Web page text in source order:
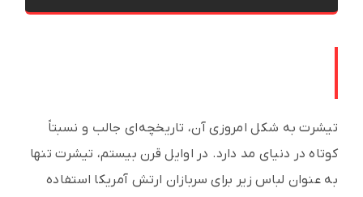
تیشرت به شکل امروزی آن، تاریخچه‌ای جالب و نسبتاً
کوتاه در دنیای مد دارد. در اوایل قرن بیستم، تیشرت تنها
به عنوان لباس زیر برای سربازان ارتش آمریکا استفاده